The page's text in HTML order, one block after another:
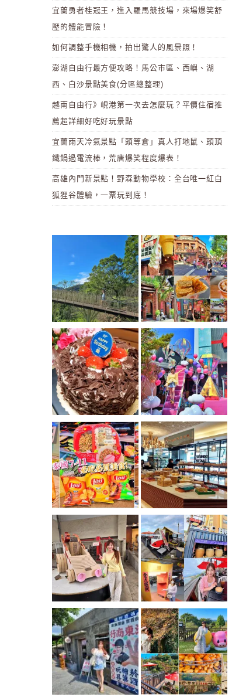
宜蘭勇者桂冠王，進入羅馬競技場，來場爆笑舒
壓的體能冒險！
如何調整手機相機，拍出驚人的風景照！
澎湖自由行最方便攻略！馬公市區、西嶼、湖
西、白沙景點美食(分區總整理)
越南自由行》峴港第一次去怎麼玩？平價住宿推
薦超詳細好吃好玩景點
宜蘭雨天冷氣景點「頭等倉」真人打地鼠、頭頂
鐵鍋過電流棒，荒唐爆笑程度爆表！
高雄內門新景點！野森動物學校：全台唯一紅白
狐狸谷體驗，一票玩到底！